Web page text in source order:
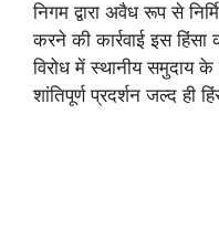
निगम द्वारा अवैध रूप से
करने की कार्रवाई इस
विरोध में स्थानीय
शांतिपूर्ण प्रदर्शन जल्द ही